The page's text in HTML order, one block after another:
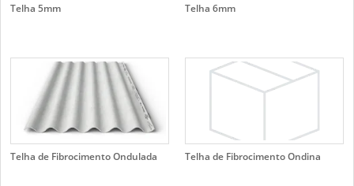
Telha 5mm Telha 6mm
Telha de Fibrocimento Ondulada Telha de Fibrocimento Ondina